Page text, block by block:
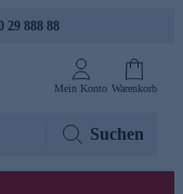
29 888 88
Mein Konto Warenkorb
Suchen